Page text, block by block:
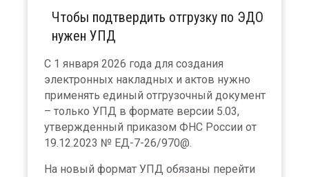
Чтобы подтвердить отгрузку по ЭДО
нужен УПД
С 1 января 2026 года для создания
электронных накладных и актов нужно
применять единый отгрузочный документ
– только УПД в формате версии 5.03,
утвержденный приказом ФНС России от
19.12.2023 № ЕД-7-26/970@.
На новый формат УПД обязаны перейти